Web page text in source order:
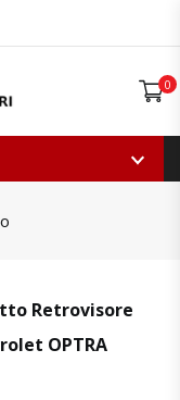
0
prodotto
Retrovisore
OPTRA